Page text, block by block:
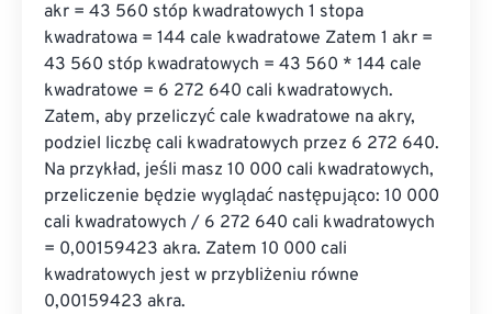
akr = 43 560 stóp kwadratowych 1 stopa
kwadratowa = 144 cale kwadratowe Zatem 1 akr =
43 560 stóp kwadratowych = 43 560 * 144 cale
kwadratowe = 6 272 640 cali kwadratowych.
Zatem, aby przeliczyć cale kwadratowe na akry,
podziel liczbę cali kwadratowych przez 6 272 640.
Na przykład, jeśli masz 10 000 cali kwadratowych,
przeliczenie będzie wyglądać następująco: 10 000
cali kwadratowych / 6 272 640 cali kwadratowych
= 0,00159423 akra. Zatem 10 000 cali
kwadratowych jest w przybliżeniu równe
0,00159423 akra.